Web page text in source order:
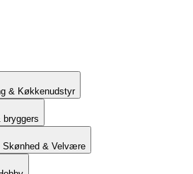
& Køkkenudstyr
bryggers
Skønhed & Velvære